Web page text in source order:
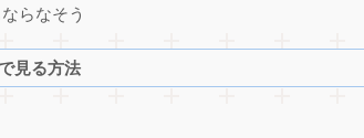
らなそう
見る方法